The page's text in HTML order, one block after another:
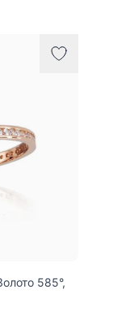
585°,